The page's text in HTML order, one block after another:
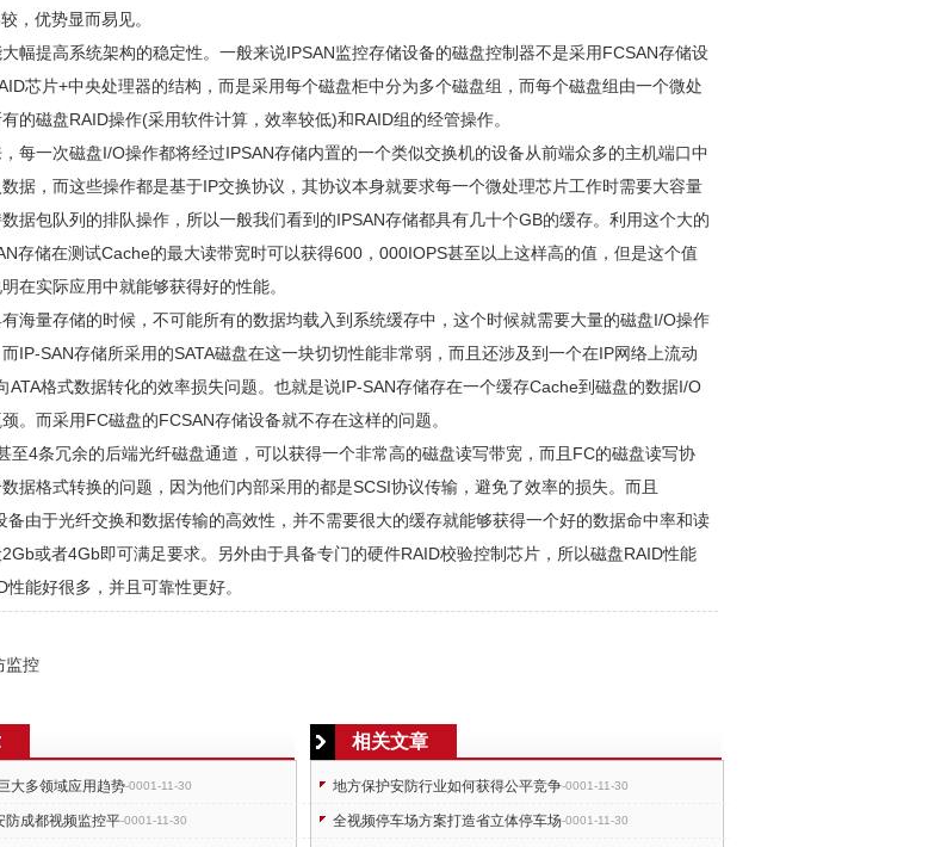
，优势显而易见。
幅提高系统架构的稳定性。一般来说IPSAN监控存储设备的磁盘控制器不是采用FCSAN存储设
芯片+中央处理器的结构，而是采用每个磁盘柜中分为多个磁盘组，而每个磁盘组由一个微处
的磁盘RAID操作(采用软件计算，效率较低)和RAID组的经管操作。
每一次磁盘I/O操作都将经过IPSAN存储内置的一个类似交换机的设备从前端众多的主机端口中
据，而这些操作都是基于IP交换协议，其协议本身就要求每一个微处理芯片工作时需要大容量
据包队列的排队操作，所以一般我们看到的IPSAN存储都具有几十个GB的缓存。利用这个大的
存储在测试Cache的最大读带宽时可以获得600，000IOPS甚至以上这样高的值，但是这个值
在实际应用中就能够获得好的性能。
海量存储的时候，不可能所有的数据均载入到系统缓存中，这个时候就需要大量的磁盘I/O操作
IP-SAN存储所采用的SATA磁盘在这一块切切性能非常弱，而且还涉及到一个在IP网络上流动
ATA格式数据转化的效率损失问题。也就是说IP-SAN存储存在一个缓存Cache到磁盘的数据I/O
。而采用FC磁盘的FCSAN存储设备就不存在这样的问题。
至4条冗余的后端光纤磁盘通道，可以获得一个非常高的磁盘读写带宽，而且FC的磁盘读写协
据格式转换的问题，因为他们内部采用的都是SCSI协议传输，避免了效率的损失。而且
备由于光纤交换和数据传输的高效性，并不需要很大的缓存就能够获得一个好的数据命中率和读
或者4Gb即可满足要求。另外由于具备专门的硬件RAID校验控制芯片，所以磁盘RAID性能
性能好很多，并且可靠性更好。
监控
大多领域应用趋势-0001-11-30
防成都视频监控平-0001-11-30
相关文章
地方保护安防行业如何获得公平竞争-0001-11-30
全视频停车场方案打造省立体停车场-0001-11-30